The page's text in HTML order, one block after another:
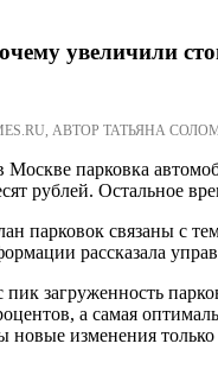
увеличили
АВТОР ТАТЬЯНА
парковка
рублей. Остальное
парковок связаны с
рассказала
загруженность
а самая
изменения